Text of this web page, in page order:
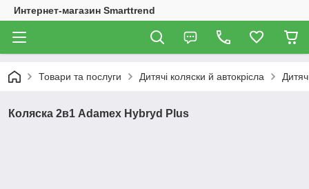
Интернет-магазин Smarttrend
Товари та послуги Дитячі коляски й автокрісла
Коляска 2в1 Adamex Hybryd Plus